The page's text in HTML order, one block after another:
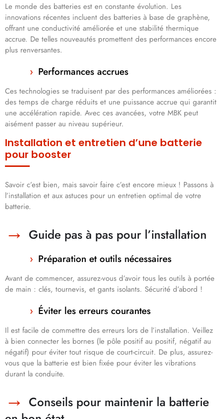
Le monde des batteries est en constante évolution. Les
innovations récentes incluent des batteries à base de graphène,
offrant une conductivité améliorée et une stabilité thermique
accrue. De telles nouveautés promettent des performances encore
plus renversantes.
Performances accrues
Ces technologies se traduisent par des performances améliorées :
des temps de charge réduits et une puissance accrue qui garantit
une accélération rapide. Avec ces avancées, votre MBK peut
aisément passer au niveau supérieur.
Installation et entretien d’une batterie
pour booster
Savoir c’est bien, mais savoir faire c’est encore mieux ! Passons à
l’installation et aux astuces pour un entretien optimal de votre
batterie.
Guide pas à pas pour l’installation
Préparation et outils nécessaires
Avant de commencer, assurez-vous d’avoir tous les outils à portée
de main : clés, tournevis, et gants isolants. Sécurité d’abord !
Éviter les erreurs courantes
Il est facile de commettre des erreurs lors de l’installation. Veillez
à bien connecter les bornes (le pôle positif au positif, négatif au
négatif) pour éviter tout risque de court-circuit. De plus, assurez-
vous que la batterie est bien fixée pour éviter les vibrations
durant la conduite.
Conseils pour maintenir la batterie